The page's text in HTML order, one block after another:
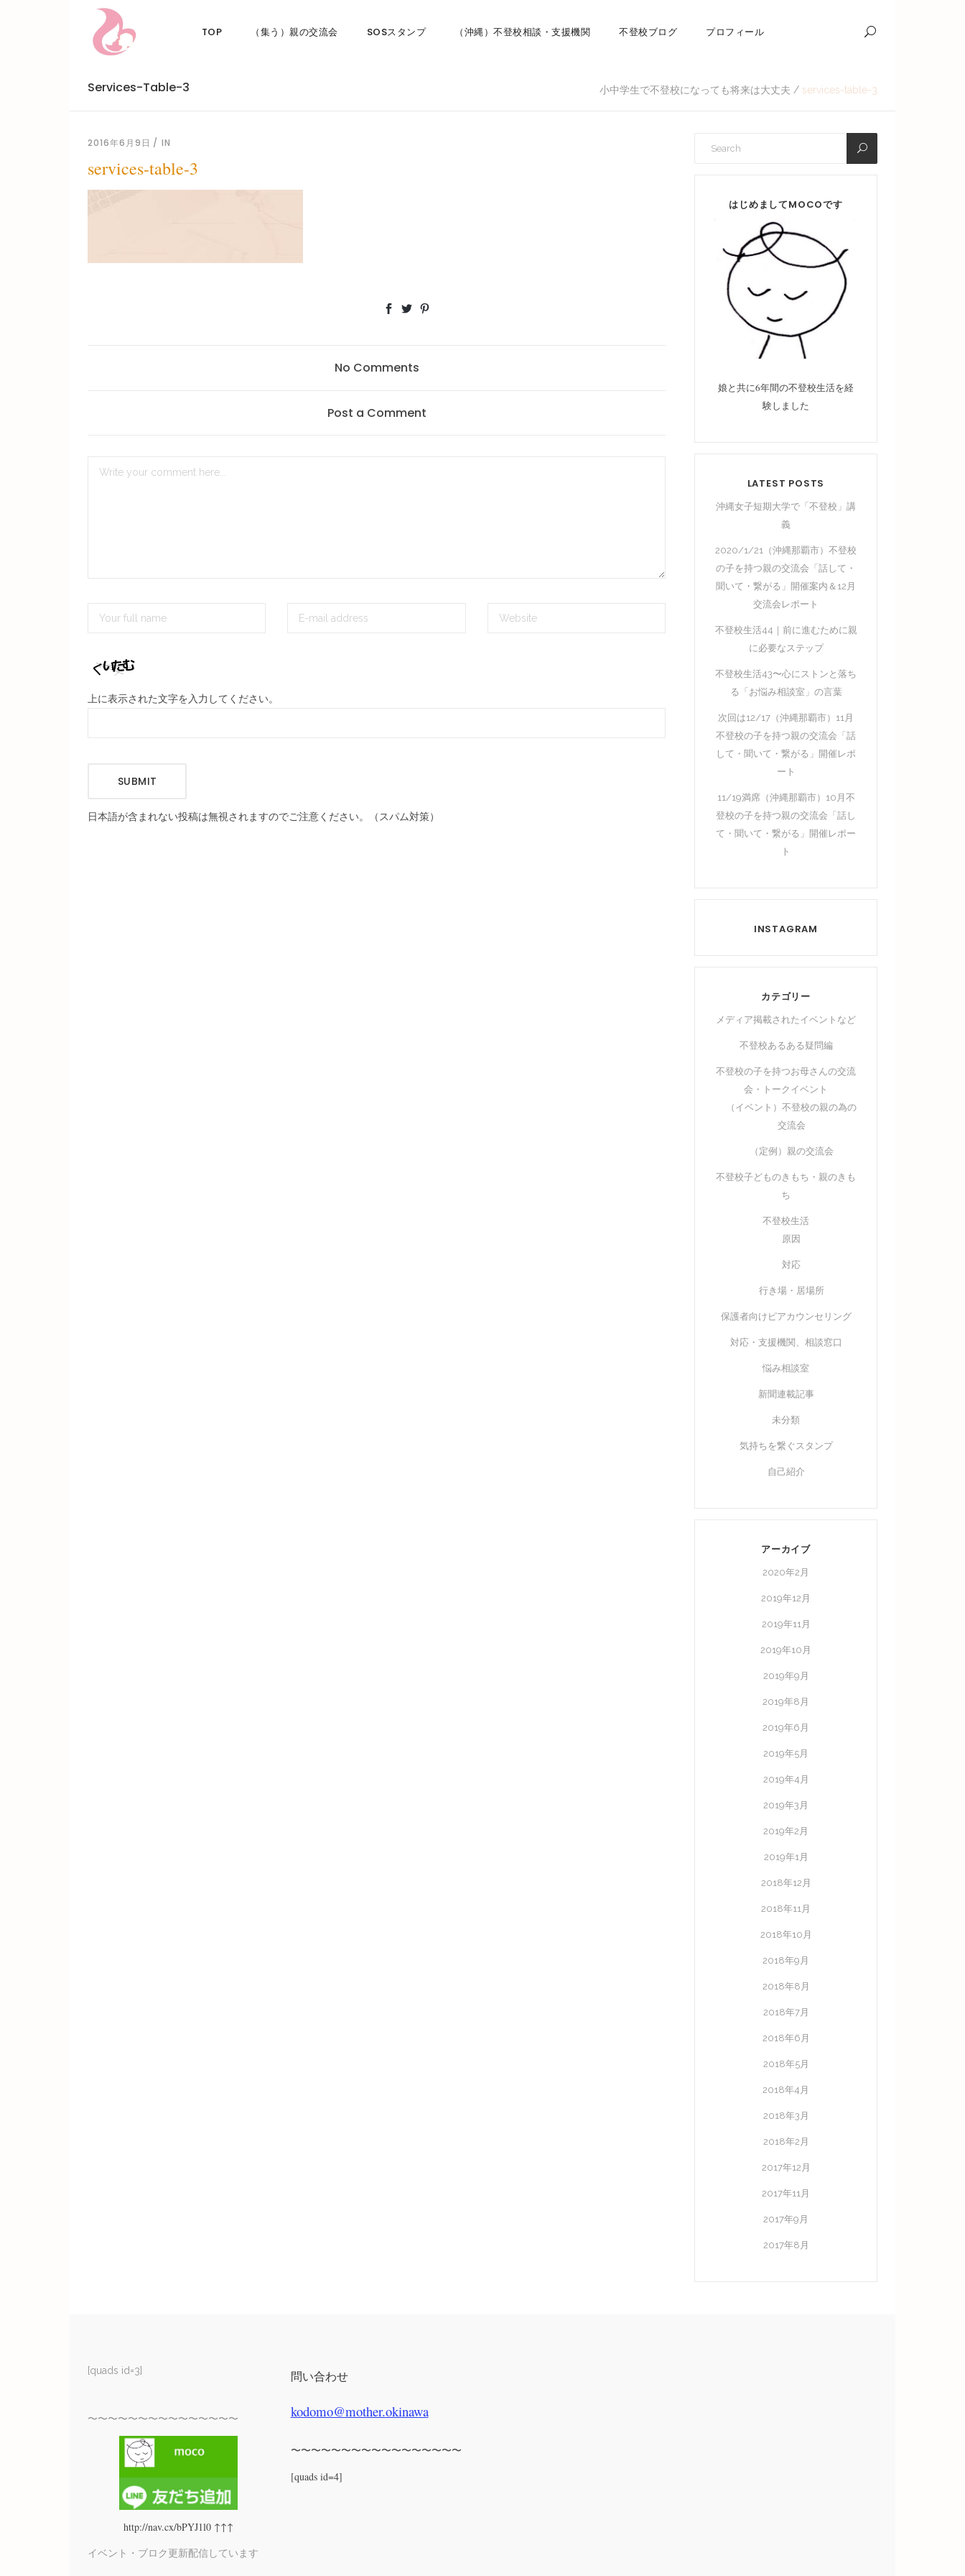
TOP （集う）親の交流会 SOSスタンプ （沖縄）不登校相談・支援機関 不登校ブログ プロフィール
Services-Table-3 小中学生で不登校になっても将来は大丈夫 / services-table-3
2016年6月9日 IN
services-table-3
No Comments
Post a Comment
上に表示された文字を入力してください。
SUBMIT
日本語が含まれない投稿は無視されますのでご注意ください。（スパム対策）
はじめましてMOCOです
娘と共に6年間の不登校生活を経
験しました
LATEST POSTS
沖縄女子短期大学で「不登校」講
義
2020/1/21（沖縄那覇市）不登校
の子を持つ親の交流会「話して・
聞いて・繋がる」開催案内＆12月
交流会レポート
不登校生活44｜前に進むために親
に必要なステップ
不登校生活43〜心にストンと落ち
る「お悩み相談室」の言葉
次回は12/17（沖縄那覇市）11月
不登校の子を持つ親の交流会「話
して・聞いて・繋がる」開催レポ
ート
11/19満席（沖縄那覇市）10月不
登校の子を持つ親の交流会「話し
て・聞いて・繋がる」開催レポー
ト
INSTAGRAM
カテゴリー
メディア掲載されたイベントなど
不登校あるある疑問編
不登校の子を持つお母さんの交流
会・トークイベント
（イベント）不登校の親の為の
交流会
（定例）親の交流会
不登校子どものきもち・親のきも
ち
不登校生活
原因
対応
行き場・居場所
保護者向けピアカウンセリング
対応・支援機関、相談窓口
悩み相談室
新聞連載記事
未分類
気持ちを繋ぐスタンプ
自己紹介
アーカイブ
2020年2月
2019年12月
2019年11月
2019年10月
2019年9月
2019年8月
2019年6月
2019年5月
2019年4月
2019年3月
2019年2月
2019年1月
2018年12月
2018年11月
2018年10月
2018年9月
2018年8月
2018年7月
2018年6月
2018年5月
2018年4月
2018年3月
2018年2月
2017年12月
2017年11月
2017年9月
2017年8月
[quads id=3]
〜〜〜〜〜〜〜〜〜〜〜〜〜〜〜
http://nav.cx/bPYJ1l0 ↑↑↑
イベント・ブロク更新配信しています
問い合わせ
kodomo@mother.okinawa
〜〜〜〜〜〜〜〜〜〜〜〜〜〜〜〜〜
[quads id=4]